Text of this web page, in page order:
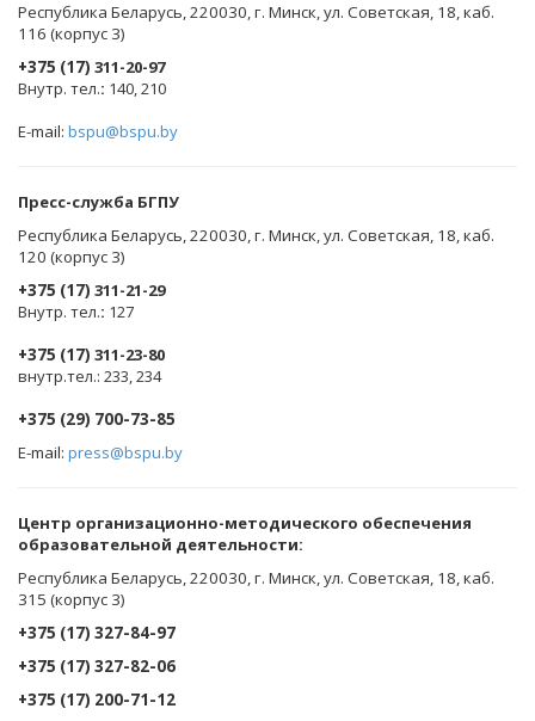
Республика Беларусь, 220030, г. Минск, ул. Советская, 18, каб.
116 (корпус 3)
+375 (17) 311-20-97
Внутр. тел.: 140, 210
E-mail: bspu@bspu.by
Пресс-служба БГПУ
Республика Беларусь, 220030, г. Минск, ул. Советская, 18, каб.
120 (корпус 3)
+375 (17) 311-21-29
Внутр. тел.: 127
+375 (17) 311-23-80
внутр.тел.: 233, 234
+375 (29) 700-73-85
E-mail: press@bspu.by
Центр организационно-методического обеспечения
образовательной деятельности:
Республика Беларусь, 220030, г. Минск, ул. Советская, 18, каб.
315 (корпус 3)
+375 (17) 327-84-97
+375 (17) 327-82-06
+375 (17) 200-71-12